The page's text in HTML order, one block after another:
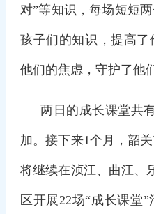
对”等知识，每场短短
孩子们的知识，提高
他们的焦虑，守护了他
两日的成长课堂共
加。接下来1个月，韶
将继续在浈江、曲江、
区开展22场“成长课堂